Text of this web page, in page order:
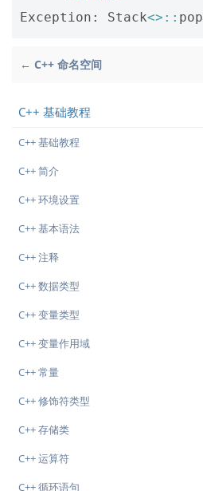
Exception : Stack<>:: pop
← C++ 命名空间
C++ 基础教程
C++ 基础教程
C++ 简介
C++ 环境设置
C++ 基本语法
C++ 注释
C++ 数据类型
C++ 变量类型
C++ 变量作用域
C++ 常量
C++ 修饰符类型
C++ 存储类
C++ 运算符
C++ 循环语句